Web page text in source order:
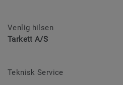
Venlig hilsen
Tarkett A/S
Teknisk Service